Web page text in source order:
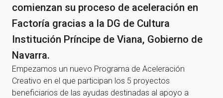
comienzan su proceso de aceleración en
Factoría gracias a la DG de Cultura
Institución Príncipe de Viana, Gobierno de
Navarra.
Empezamos un nuevo Programa de Aceleración
Creativo en el que participan los 5 proyectos
beneficiarios de las ayudas destinadas al apoyo a